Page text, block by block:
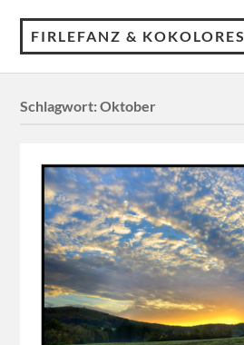
FIRLEFANZ & KOKOLORES
Schlagwort:Oktober